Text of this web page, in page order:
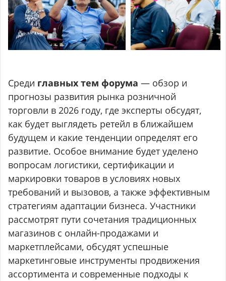
Среди главных тем форума — обзор и
прогнозы развития рынка розничной
торговли в 2026 году, где эксперты обсудят,
как будет выглядеть ретейл в ближайшем
будущем и какие тенденции определят его
развитие. Особое внимание будет уделено
вопросам логистики, сертификации и
маркировки товаров в условиях новых
требований и вызовов, а также эффективным
стратегиям адаптации бизнеса. Участники
рассмотрят пути сочетания традиционных
магазинов с онлайн-продажами и
маркетплейсами, обсудят успешные
маркетинговые инструменты продвижения
ассортимента и современные подходы к